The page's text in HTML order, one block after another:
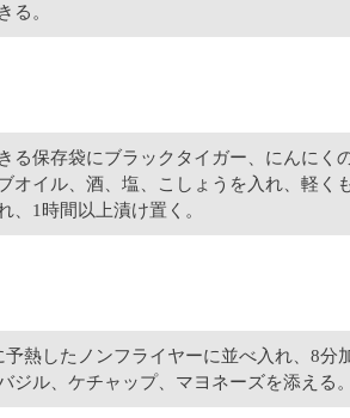
る。
る保存袋にブラックタイガー、にんにく
オイル、酒、塩、こしょうを入れ、軽く
、1時間以上漬け置く。
熱したノンフライヤーに並べ入れ、8分
ジル、ケチャップ、マヨネーズを添える。